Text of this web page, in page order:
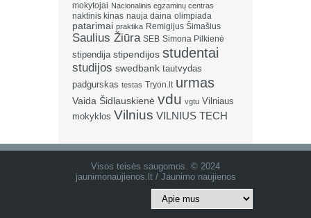
mokytojai Nacionalinis egzaminų centras
naktinis kinas nauja daina olimpiada
patarimai praktika Remigijus Šimašius
Saulius Žiūra SEB Simona Pilkienė
stipendija stipendijos studentai
studijos swedbank tautvydas
padgurskas testas Tryon.lt urmas
Vaida Šidlauskienė vdu vgtu Vilniaus
mokyklos Vilnius VILNIUS TECH
Visos teisės saugomos. © 2024
jaunimonaujienos.lt / Jaunimo naujienos